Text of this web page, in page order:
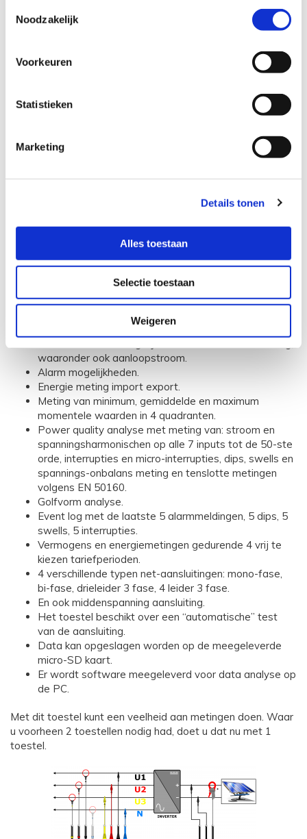
Noodzakelijk
Voorkeuren
Statistieken
Marketing
Details tonen
Alles toestaan
Selectie toestaan
Weigeren
AC en DC meting, eventueel gelijktijdig, handig bv.
4 spanningsingangen 0-600 Volt waarvan 1 auxiliairy
voor een extra meting.
5 stroomingangen 3 voor de fasen, 1 voor de nulleider
(niet per se nodig) en 1 auxiliairy voor een extra
Beide metingen; stroomingangen en
spanningsingangen zijn continu en met een
nauwkeurigheid van 0,25%.
waaronder ook aanloopstroom.
Alarm mogelijkheden.
Energie meting import export.
Meting van minimum, gemiddelde en maximum
momentele waarden in 4 quadranten.
Power quality analyse met meting van: stroom en
spanningsharmonischen op alle 7 inputs tot de 50-ste
orde, interrupties en micro-interrupties, dips, swells en
spannings-onbalans meting en tenslotte metingen
volgens EN 50160.
Golfvorm analyse.
Event log met de laatste 5 alarmmeldingen, 5 dips, 5
swells, 5 interrupties.
Vermogens en energiemetingen gedurende 4 vrij te
kiezen tariefperioden.
4 verschillende typen net-aansluitingen: mono-fase,
bi-fase, drieleider 3 fase, 4 leider 3 fase.
En ook middenspanning aansluiting.
Het toestel beschikt over een “automatische” test
van de aansluiting.
Data kan opgeslagen worden op de meegeleverde
micro-SD kaart.
Er wordt software meegeleverd voor data analyse op
de PC.
Met dit toestel kunt een veelheid aan metingen doen. Waar
u voorheen 2 toestellen nodig had, doet u dat nu met 1
toestel.